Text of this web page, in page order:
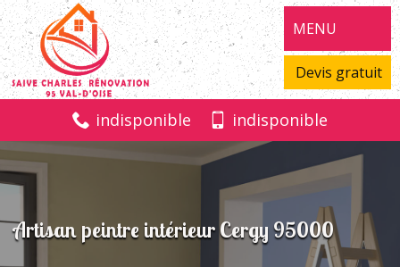
MENU
Devis gratuit
indisponible indisponible
Artisan peintre intérieur Cergy 95000